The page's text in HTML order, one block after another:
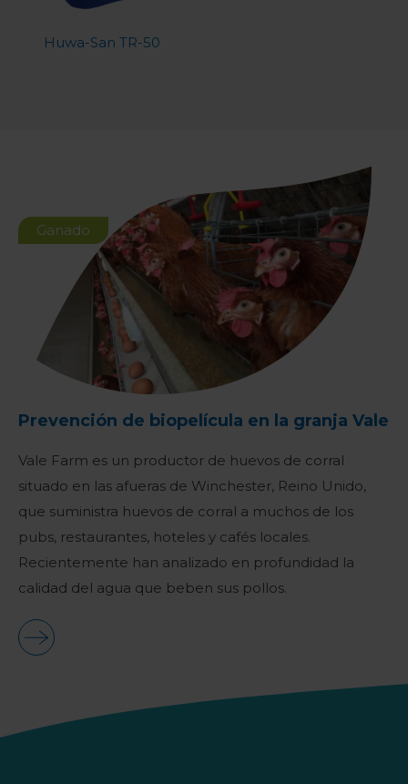
Huwa-San TR-50
Ganado
Prevención de biopelícula en la granja Vale
Vale Farm es un productor de huevos de corral
situado en las afueras de Winchester, Reino Unido,
que suministra huevos de corral a muchos de los
pubs, restaurantes, hoteles y cafés locales.
Recientemente han analizado en profundidad la
calidad del agua que beben sus pollos.